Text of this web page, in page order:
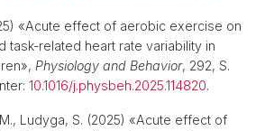
«Acute effect of aerobic exercise on
task-related heart rate variability in
Physiology and Behavior, 292, S.
10.1016/j.physbeh.2025.114820.
Ludyga, S. (2025) «Acute effect of